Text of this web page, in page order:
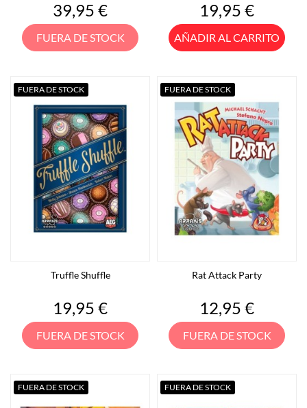
Precio
39,95 €
FUERA DE STOCK
Precio
19,95 €
AÑADIR AL CARRITO
Truffle Shuffle
Precio
19,95 €
FUERA DE STOCK
FUERA DE STOCK
Rat Attack Party
Precio
12,95 €
FUERA DE STOCK
FUERA DE STOCK
FUERA DE STOCK FUERA DE STOCK